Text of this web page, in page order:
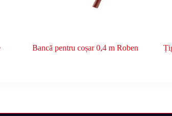
Bancă pentru coșar 0,4 m Roben